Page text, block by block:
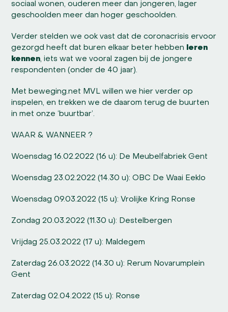
sociaal wonen, ouderen meer dan jongeren, lager
geschoolden meer dan hoger geschoolden.
Verder stelden we ook vast dat de coronacrisis ervoor
gezorgd heeft dat buren elkaar beter hebben
leren
kennen, iets wat we vooral zagen bij de jongere
respondenten (onder de 40 jaar).
Met beweging.net MVL willen we hier verder op
inspelen, en trekken we de daarom terug de buurten
in met onze ‘buurtbar’.
WAAR & WANNEER ?
Woensdag 16.02.2022 (16 u): De Meubelfabriek Gent
Woensdag 23.02.2022 (14.30 u): OBC De Waai Eeklo
Woensdag 09.03.2022 (15 u): Vrolijke Kring Ronse
Zondag 20.03.2022 (11.30 u): Destelbergen
Vrijdag 25.03.2022 (17 u): Maldegem
Zaterdag 26.03.2022 (14.30 u): Rerum Novarumplein
Gent
Zaterdag 02.04.2022 (15 u): Ronse